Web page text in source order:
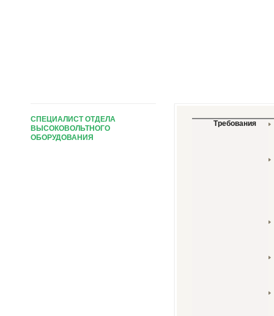
Требования
СПЕЦИАЛИСТ ОТДЕЛА
ВЫСОКОВОЛЬТНОГО
ОБОРУДОВАНИЯ